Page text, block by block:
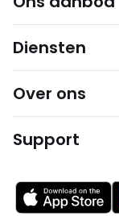
Diensten
Over ons
Support